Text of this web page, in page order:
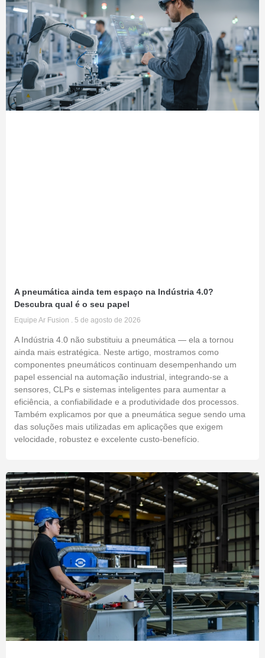
A pneumática ainda tem espaço na Indústria 4.0?
Descubra qual é o seu papel
Equipe Ar Fusion 5 de agosto de 2026
A Indústria 4.0 não substituiu a pneumática — ela a tornou
ainda mais estratégica. Neste artigo, mostramos como
componentes pneumáticos continuam desempenhando um
papel essencial na automação industrial, integrando-se a
sensores, CLPs e sistemas inteligentes para aumentar a
eficiência, a confiabilidade e a produtividade dos processos.
Também explicamos por que a pneumática segue sendo uma
das soluções mais utilizadas em aplicações que exigem
velocidade, robustez e excelente custo-benefício.